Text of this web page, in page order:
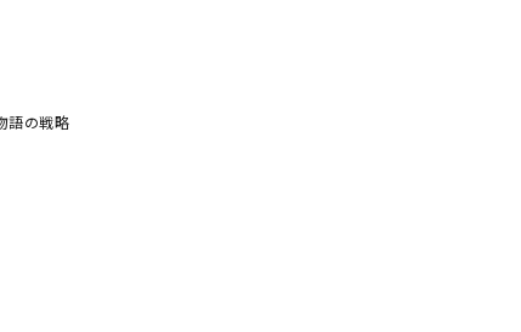
語の戦略